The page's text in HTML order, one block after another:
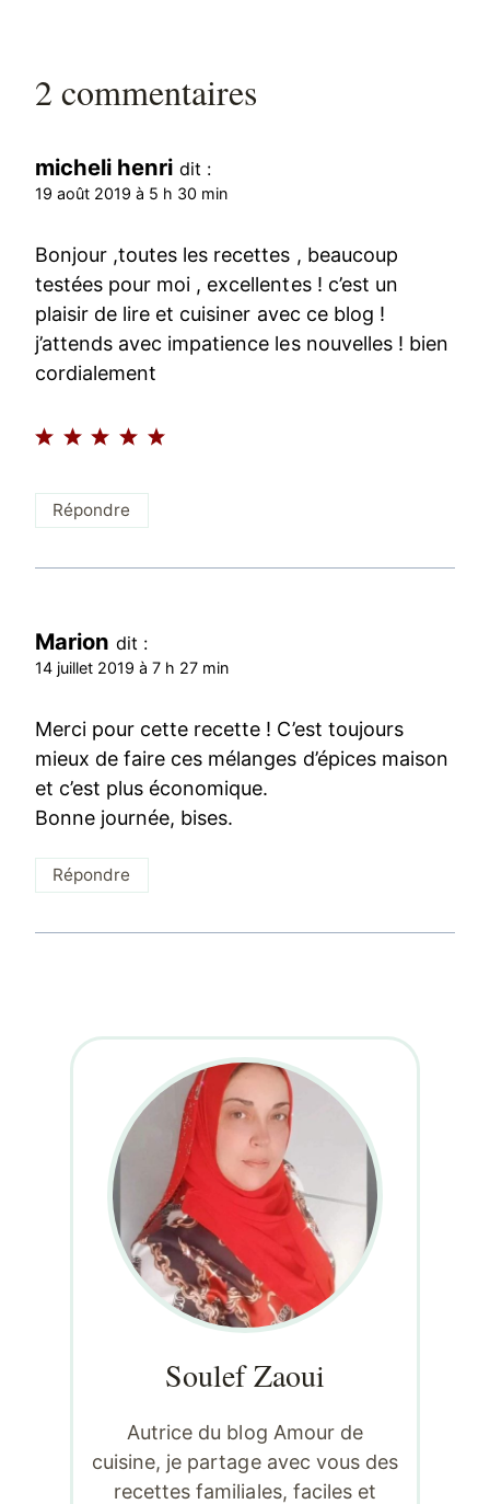
2 commentaires
micheli henri dit :
19 août 2019 à 5 h 30 min
Bonjour ,toutes les recettes , beaucoup
testées pour moi , excellentes ! c’est un
plaisir de lire et cuisiner avec ce blog !
j’attends avec impatience les nouvelles ! bien
cordialement
Répondre
Marion dit :
14 juillet 2019 à 7 h 27 min
Merci pour cette recette ! C’est toujours
mieux de faire ces mélanges d’épices maison
et c’est plus économique.
Bonne journée, bises.
Répondre
Soulef Zaoui
Autrice du blog Amour de
cuisine, je partage avec vous des
recettes familiales, faciles et